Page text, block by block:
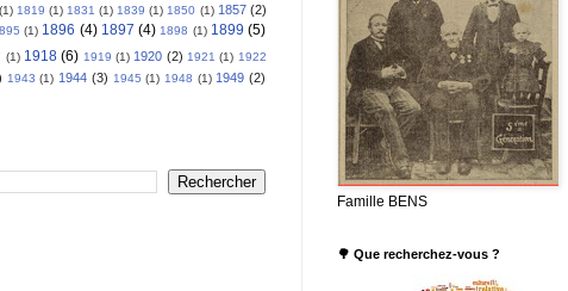
(1) 1819 (1) 1831 (1) 1839 (1) 1850 (1) 1857 (2)
(1) 1896 (4) 1897 (4) 1898 (1) 1899 (5)
(1) 1918 (6) 1919 (1) 1920 (2) 1921 (1) 1922
1943 (1) 1944 (3) 1945 (1) 1948 (1) 1949 (2)
Famille BENS
🌳 Que recherchez-vous ?